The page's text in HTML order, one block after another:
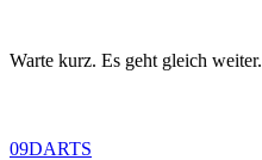
Warte kurz. Es geht gleich weiter.
content
09DARTS